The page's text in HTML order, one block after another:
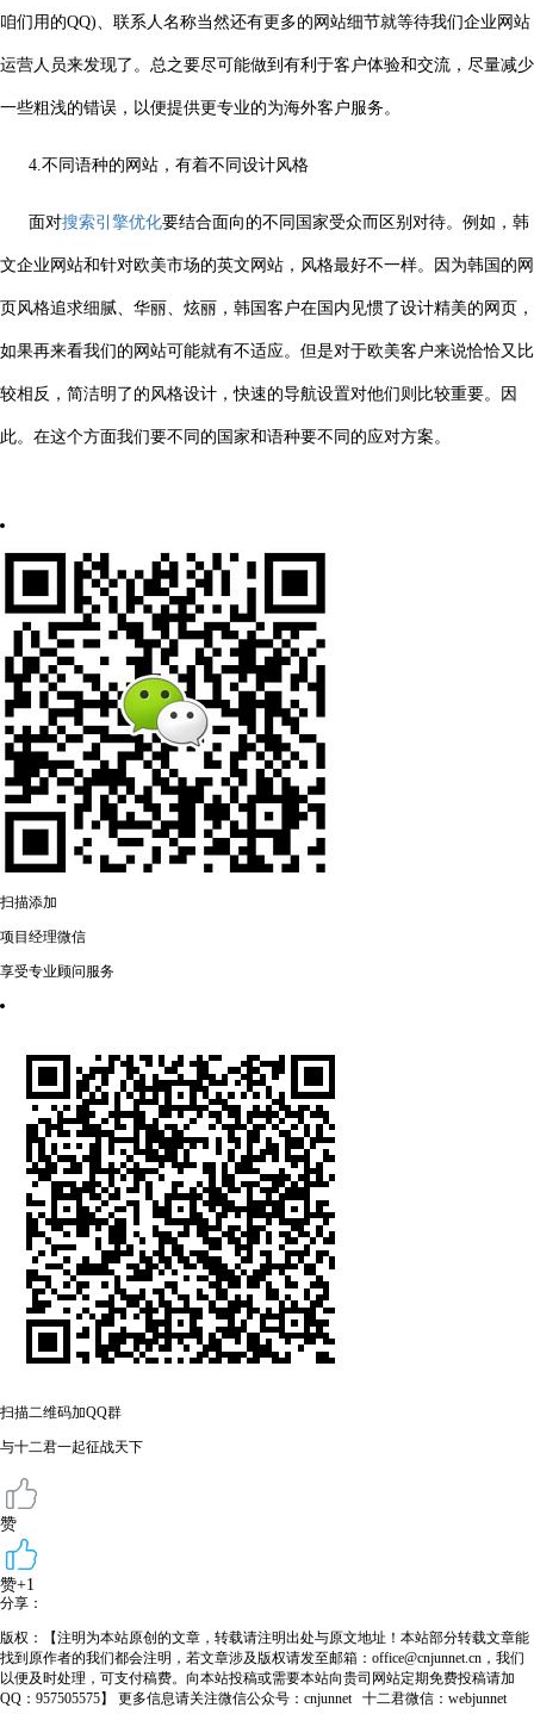
咱们用的QQ)、联系人名称当然还有更多的网站细节就等待我们企业网站
运营人员来发现了。总之要尽可能做到有利于客户体验和交流，尽量减少
一些粗浅的错误，以便提供更专业的为海外客户服务。
4.不同语种的网站，有着不同设计风格
面对搜索引擎优化要结合面向的不同国家受众而区别对待。例如，韩
文企业网站和针对欧美市场的英文网站，风格最好不一样。因为韩国的网
页风格追求细腻、华丽、炫丽，韩国客户在国内见惯了设计精美的网页，
如果再来看我们的网站可能就有不适应。但是对于欧美客户来说恰恰又比
较相反，简洁明了的风格设计，快速的导航设置对他们则比较重要。因
此。在这个方面我们要不同的国家和语种要不同的应对方案。
扫描添加
项目经理微信
享受专业顾问服务
扫描二维码加QQ群
与十二君一起征战天下
赞
赞+1
分享：
版权：【注明为本站原创的文章，转载请注明出处与原文地址！本站部分转载文章能
找到原作者的我们都会注明，若文章涉及版权请发至邮箱：office@cnjunnet.cn，我们
以便及时处理，可支付稿费。向本站投稿或需要本站向贵司网站定期免费投稿请加
QQ：957505575】 更多信息请关注微信公众号：cnjunnet 十二君微信：webjunnet